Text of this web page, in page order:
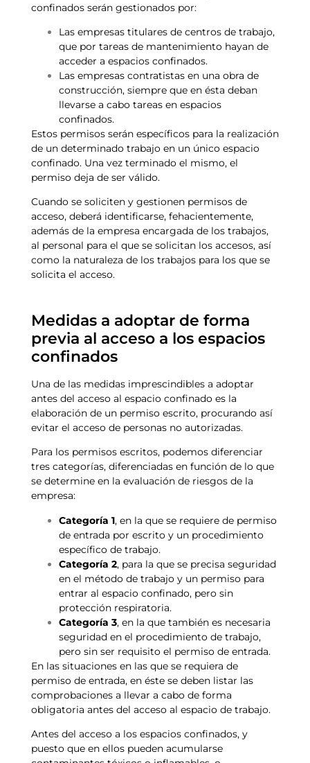
confinados serán gestionados por:
Las empresas titulares de centros de trabajo,
que por tareas de mantenimiento hayan de
acceder a espacios confinados.
Las empresas contratistas en una obra de
construcción, siempre que en ésta deban
llevarse a cabo tareas en espacios
confinados.
Estos permisos serán específicos para la realización
de un determinado trabajo en un único espacio
confinado. Una vez terminado el mismo, el
permiso deja de ser válido.
Cuando se soliciten y gestionen permisos de
acceso, deberá identificarse, fehacientemente,
además de la empresa encargada de los trabajos,
al personal para el que se solicitan los accesos, así
como la naturaleza de los trabajos para los que se
solicita el acceso.
Medidas a adoptar de forma
previa al acceso a los espacios
confinados
Una de las medidas imprescindibles a adoptar
antes del acceso al espacio confinado es la
elaboración de un permiso escrito, procurando así
evitar el acceso de personas no autorizadas.
Para los permisos escritos, podemos diferenciar
tres categorías, diferenciadas en función de lo que
se determine en la evaluación de riesgos de la
empresa:
Categoría 1, en la que se requiere de permiso
de entrada por escrito y un procedimiento
específico de trabajo.
Categoría 2, para la que se precisa seguridad
en el método de trabajo y un permiso para
entrar al espacio confinado, pero sin
protección respiratoria.
Categoría 3, en la que también es necesaria
seguridad en el procedimiento de trabajo,
pero sin ser requisito el permiso de entrada.
En las situaciones en las que se requiera de
permiso de entrada, en éste se deben listar las
comprobaciones a llevar a cabo de forma
obligatoria antes del acceso al espacio de trabajo.
Antes del acceso a los espacios confinados, y
puesto que en ellos pueden acumularse